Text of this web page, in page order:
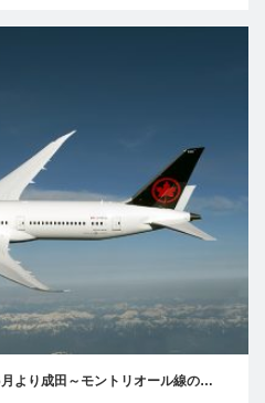
より成田～モントリオール線の…